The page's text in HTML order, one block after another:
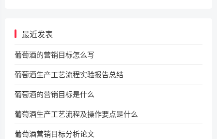
最近发表
葡萄酒的营销目标怎么写
葡萄酒生产工艺流程实验报告总结
葡萄酒的营销目标是什么
葡萄酒生产工艺流程及操作要点是什么
葡萄酒营销目标分析论文